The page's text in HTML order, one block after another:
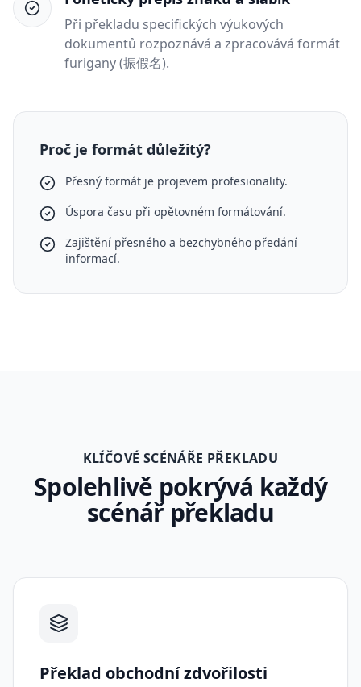
Při překladu specifických výukových
dokumentů rozpoznává a zpracovává formát
furigany (振假名).
Proč je formát důležitý?
Přesný formát je projevem profesionality.
Úspora času při opětovném formátování.
Zajištění přesného a bezchybného předání
informací.
KLÍČOVÉ SCÉNÁŘE PŘEKLADU
Spolehlivě pokrývá každý
scénář překladu
Překlad obchodní zdvořilosti